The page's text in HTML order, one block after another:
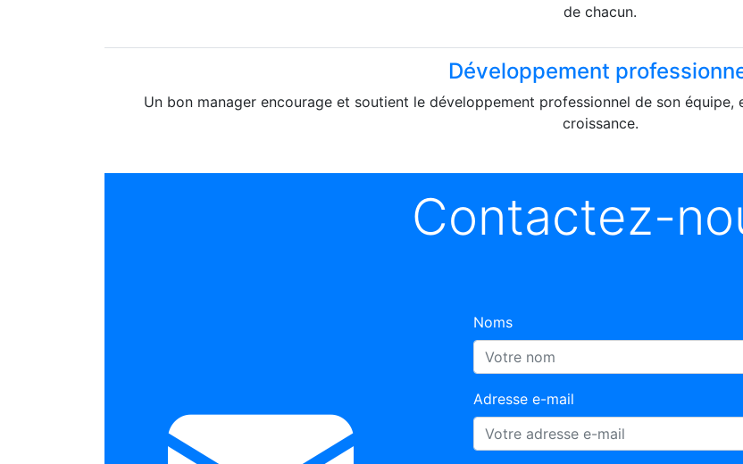
de chacun.
Développement
Un bon manager encourage et soutient le développement professionnel de son
croissance.
Contactez-
Noms
Adresse e-mail